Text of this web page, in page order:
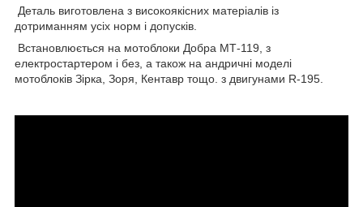
Деталь виготовлена з високоякісних матеріалів із
дотриманням усіх норм і допусків.
Встановлюється на мотоблоки Добра МТ-119, з
електростартером і без, а також на андричні моделі
мотоблоків Зірка, Зоря, Кентавр тощо. з двигунами R-195.